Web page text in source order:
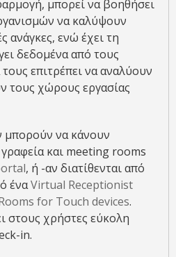
μπορεί να βοηθήσει
να καλύψουν
ανάγκες, ενώ έχει τη
δεδομένα από τους
επιτρέπει να αναλύουν
τους χώρους εργασίας
μπορούν να κάνουν
και meeting rooms
, ή -αν διατίθενται από
έναVirtual Receptionist
for Touch devices.
στους χρήστες εύκολη
in.